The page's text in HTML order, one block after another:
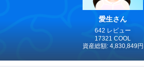
愛生さん
642 レビュー
17321 COOL
資産総額: 4,830,849円